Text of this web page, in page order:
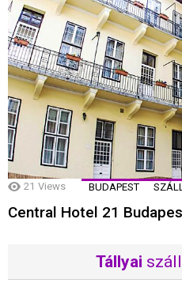
21 Views BUDAPEST
Central Hotel 21
Tállyai